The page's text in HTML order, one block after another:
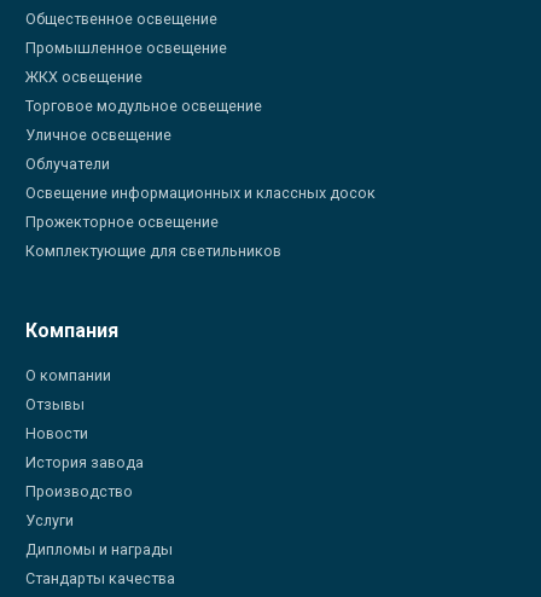
Общественное освещение
Промышленное освещение
ЖКХ освещение
Торговое модульное освещение
Уличное освещение
Облучатели
Освещение информационных и классных досок
Прожекторное освещение
Комплектующие для светильников
Компания
О компании
Отзывы
Новости
История завода
Производство
Услуги
Дипломы и награды
Стандарты качества